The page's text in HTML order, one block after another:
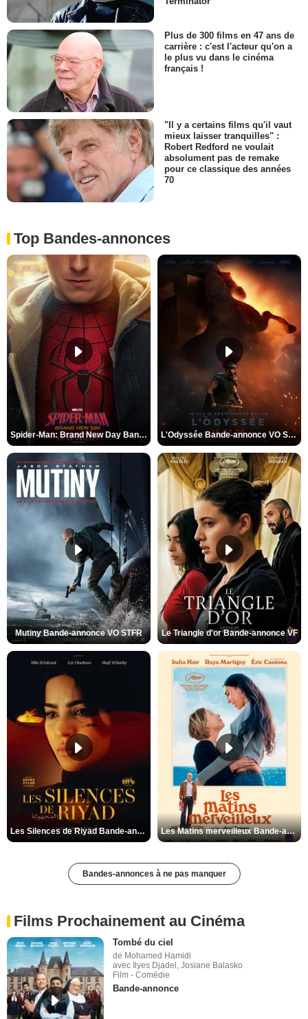
Plus de 300 films en 47 ans de
carrière : c'est l'acteur qu'on a
le plus vu dans le cinéma
français !
"Il y a certains films qu'il vaut
mieux laisser tranquilles" :
Robert Redford ne voulait
absolument pas de remake
pour ce classique des années
70
Top Bandes-annonces
Spider-Man: Brand New Day Bande-annonce VO STFR L'Odyssée Bande-annonce VO STFR
Mutiny Bande-annonce VO STFR Le Triangle d'or Bande-annonce VF
Les Silences de Riyad Bande-annonce VO STFR Les Matins merveilleux Bande-annonce VF
Bandes-annonces à ne pas manquer
Films Prochainement au Cinéma
Tombé du ciel
de Mohamed Hamidi
avec Ilyes Djadel, Josiane Balasko
Film - Comédie
Bande-annonce